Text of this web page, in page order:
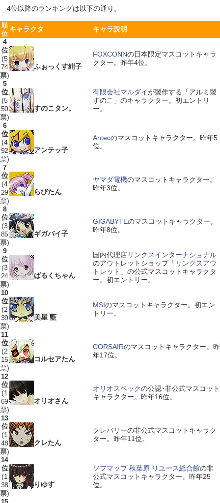
4位以降のランキングは以下の通り。
順
位
キャラクタ
キャラ説明
4
位
(5
74
票)
ふぉっくす紺子
FOXCONNの日本限定マスコットキャラ
クター。昨年4位。
5
位
(5
50
票)
すのこタン。
有限会社マルダイが製作する「アルミ製
すのこ」のキャラクター。初エントリ
ー。
6
位
(4
92
票)
アンテッ子
Antecのマスコットキャラクター。昨年5
位。
7
位
(4
29
票)
らびたん
ヤマダ電機のマスコットキャラクター。
昨年3位。
8
位
(3
85
票)
ギガバイ子
GIGABYTEのマスコットキャラクター。
昨年8位。
9
位
(3
24
票)
ばるくちゃん
国内代理店リンクスインターナショナル
のアウトレットショップ「 リンクスアウ
トレット 」の公式マスコットキャラクタ
ー。初エントリー。
10
位
(2
39
票)
美星 藍
MSIのマスコットキャラクター。初エン
トリー。
11
位
(2
15
票)
コルセアたん
CORSAIRのマスコットキャラクター。昨
年17位。
12
位
(1
69
票)
オリオさん
オリオスペックの公認･非公式マスコット
キャラクター。昨年16位。
13
位
(1
48
票)
クレたん
クレバリーの非公式マスコットキャラク
ター。昨年11位。
14
位
(1
38
票)
りゆす
ソフマップ 秋葉原 リユース総合館の非
公式マスコットキャラクター。昨年25
位。